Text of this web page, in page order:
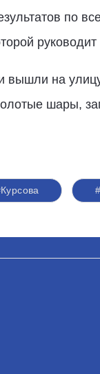
по
руководит
вышли на
шары,